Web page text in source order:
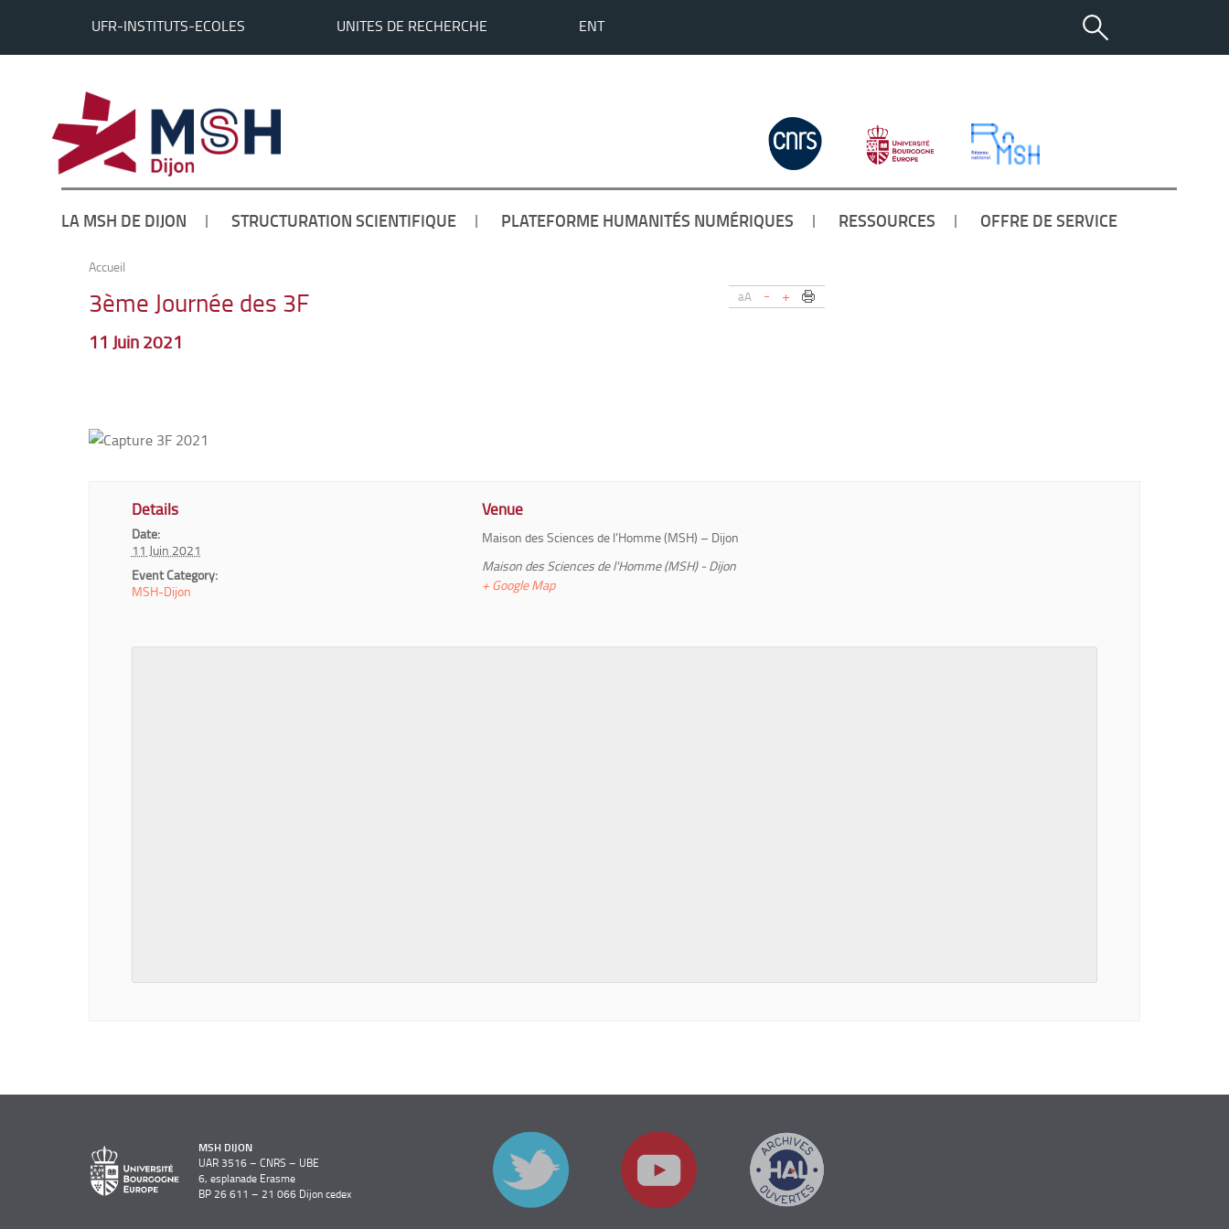
UFR-INSTITUTS-ECOLES UNITES DE RECHERCHE ENT
LA MSH DE DIJON STRUCTURATION SCIENTIFIQUE PLATEFORME HUMANITÉS NUMÉRIQUES RESSOURCES OFFRE DE SERVICE
Accueil
aA - +
3ème Journée des 3F
11 Juin 2021
Details
Date:
11 Juin 2021
Event Category:
MSH-Dijon
Venue
Maison des Sciences de l’Homme (MSH) – Dijon
Maison des Sciences de l'Homme (MSH) - Dijon
+ Google Map
MSH DIJON
UAR 3516 – CNRS – UBE
6, esplanade Erasme
BP 26 611 – 21 066 Dijon cedex